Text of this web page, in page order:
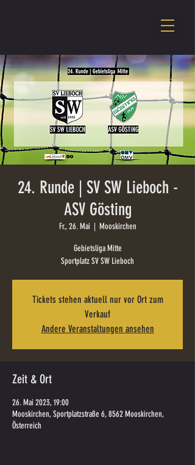
24. Runde | SV SW Lieboch -
ASV Gösting
Fr., 26. Mai
  |
Mooskirchen
Gebietsliga Mitte
Sportplatz SV SW Lieboch
Tickets stehen aktuell nur vor Ort zum
Verkauf
Andere Veranstaltungen ansehen
Zeit & Ort
26. Mai 2023, 19:00
Mooskirchen, Sportplatzstraße 6, 8562 Mooskirchen,
Österreich